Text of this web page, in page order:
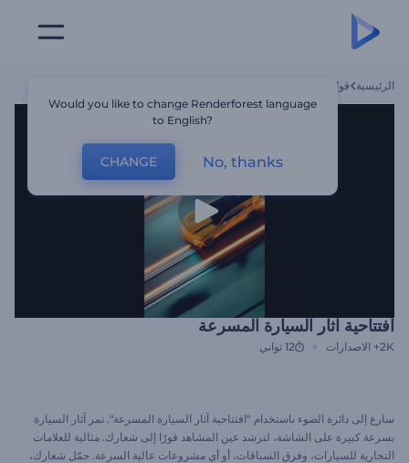
الرئيسية قوالب
افتتاحية آثار السيارة المسرعة
2K+ الاصدارات 12 ثواني
سارع إلى دائرة الضوء باستخدام "افتتاحية آثار السيارة المسرعة". تمر آثار السيارة
بسرعة كبيرة على الشاشة، لترشد عين المشاهد فورًا إلى شعارك. مثالية للعلامات
التجارية للسيارات، وفرق السباقات، أو أي مشروعات عالية السرعة. حمّل شعارك،
Would you like to change Renderforest language
to English?
CHANGE No, thanks